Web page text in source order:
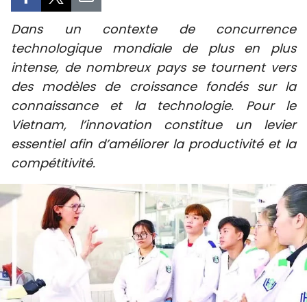
SOCIÉTÉ
CULTURE
TOURISME
ENVIRONNEMENT
FRANCOPHONIE
PAYS NATAL
INTERNATIONAL
MÉGASTORIE
Dans un contexte de concurrence
technologique mondiale de plus en plus
intense, de nombreux pays se tournent vers
des modèles de croissance fondés sur la
connaissance et la technologie. Pour le
Vietnam, l’innovation constitue un levier
essentiel afin d’améliorer la productivité et la
compétitivité.